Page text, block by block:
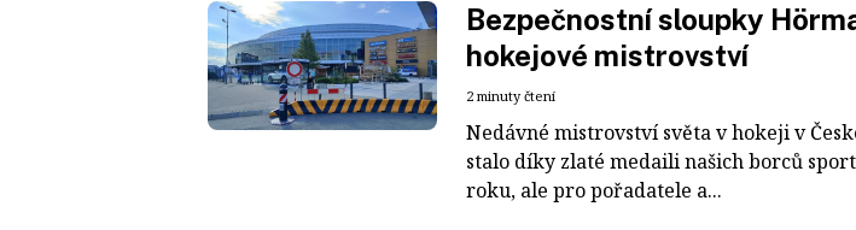
Bezpečnostní sloupky
hokejové mistrovství
2 minuty čtení
Nedávné mistrovství světa v hokeji v
stalo díky zlaté medaili našich borců
roku, ale pro pořadatele a...